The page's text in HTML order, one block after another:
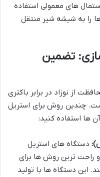
های معمولی استفاده
را به شیشه شیر منتقل
تضمین
از نوزاد در برابر باکتری
چندین روش برای استریل
ها استفاده کنید:
دستگاه های استریل
و راحت ترین روش ها برای
این دستگاه ها با تولید